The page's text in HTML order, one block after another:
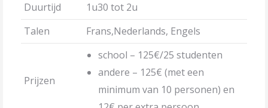
Duurtijd
1u30 tot 2u
Talen
Frans,Nederlands, Engels
Prijzen
school – 125€/25 studenten
andere – 125€ (met een
minimum van 10 personen) en